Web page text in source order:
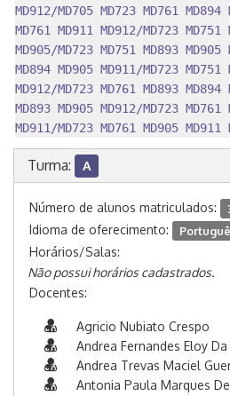
MD912/MD705 MD723 MD761 MD894
MD761 MD911 MD912/MD723 MD751
MD905/MD723 MD751 MD893 MD905
MD894 MD905 MD911/MD723 MD751
MD912/MD723 MD761 MD893 MD894
MD893 MD905 MD912/MD723 MD761
MD911/MD723 MD761 MD905 MD911
Turma: A
Número de alunos matriculados:
Idioma de oferecimento:
Horários/Salas:
Não possui horários cadastrados.
Docentes:
Agricio Nubiato Crespo
Andrea Fernandes Eloy
Andrea Trevas Maciel
Antonia Paula Marques